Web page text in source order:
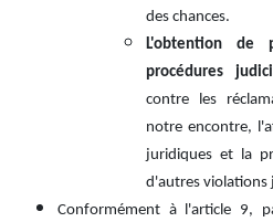
des chances.
L'obtention de
procédures
contre les
notre encontre,
juridiques et la
d'autres violations
Conformément à l'article 9,